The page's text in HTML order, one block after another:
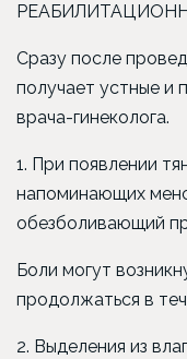
Сразу после
получает устные и
врача-гинеколога.
1. При появлении
напоминающих
обезболивающий
Боли могут
продолжаться в
2. Выделения из